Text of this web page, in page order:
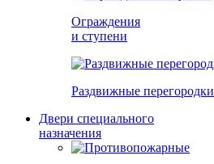
Ограждения
и ступени
Раздвижные перегородки
Двери специального
назначения